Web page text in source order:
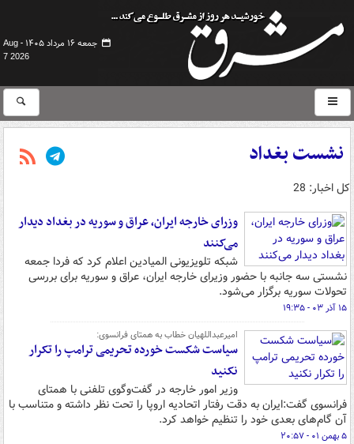
جمعه ۱۶ مرداد ۱۴۰۵ -
Aug
7 2026
نشست بغداد
کل اخبار: 28
وزرای خارجه ایران، عراق و سوریه در بغداد دیدار
می‌کنند
شبکه تلویزیونی المیادین اعلام کرد که فردا جمعه
نشستی سه جانبه با حضور وزیرای خارجه ایران، عراق و سوریه برای بررسی
تحولات سوریه برگزار می‌شود.
۱۵ آذر ۰۳ - ۱۹:۳۵
امیرعبداللهیان خطاب به همتای فرانسوی:
سیاست شکست خورده تحریمی ترامپ را تکرار
نکنید
وزیر امور خارجه در گفت‌وگوی تلفنی با همتای
فرانسوی گفت:ایران به دقت رفتار اتحادیه اروپا را تحت نظر داشته و متناسب با
آن گام‌های بعدی خود را تنظیم خواهد کرد.
۵ بهمن ۰۱ - ۲۰:۵۷